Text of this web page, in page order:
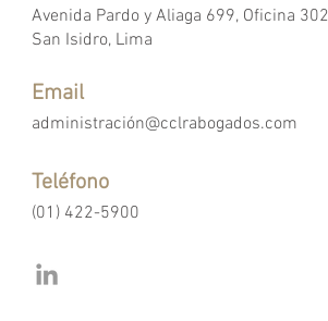
Avenida Pardo y Aliaga 699, Oficina 302
San Isidro, Lima
Email
administración@cclrabogados.com
Teléfono
(01) 422-5900